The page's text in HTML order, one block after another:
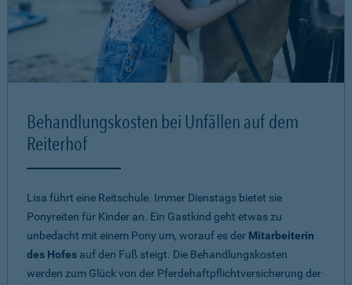
Behandlungskosten bei Unfällen auf dem
Reiterhof
Lisa führt eine Reitschule. Immer Dienstags bietet sie
Ponyreiten für Kinder an. Ein Gastkind geht etwas zu
unbedacht mit einem Pony um, worauf es der Mitarbeiterin
des Hofes auf den Fuß steigt. Die Behandlungskosten
werden zum Glück von der Pferdehaftpflichtversicherung der